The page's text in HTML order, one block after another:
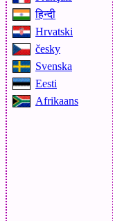
हिन्दी
Hrvatski
česky
Svenska
Eesti
Afrikaans